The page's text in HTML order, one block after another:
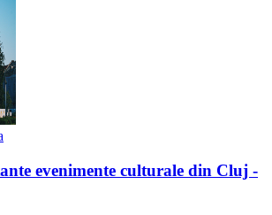
evenimente culturale din Cluj -